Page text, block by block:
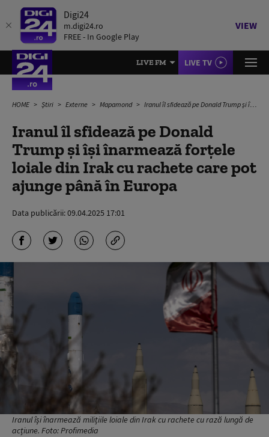
Digi24
m.digi24.ro
FREE - In Google Play
VIEW
LIVE FM LIVE TV
HOME Știri Externe Mapamond Iranul îl sfidează pe Donald Trump și își înarmează forțele loiale din Irak cu rachete care pot ajunge până în Europa
Iranul îl sfidează pe Donald
Trump și își înarmează forțele
loiale din Irak cu rachete care pot
ajunge până în Europa
Data publicării:09.04.2025 17:01
Iranul își înarmează milițiile loiale din Irak cu rachete cu rază lungă de
acțiune. Foto: Profimedia